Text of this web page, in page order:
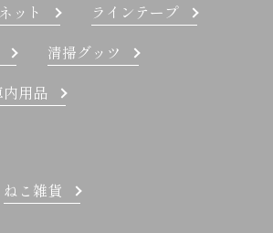
ット
ラインテープ
清掃グッツ
内用品
ねこ雑貨